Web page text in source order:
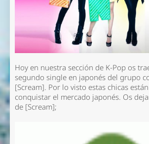
Hoy en nuestra sección de K-Pop os
segundo single en japonés del grupo
[Scream]. Por lo visto estas chicas
conquistar el mercado japonés. Os
de [Scream];